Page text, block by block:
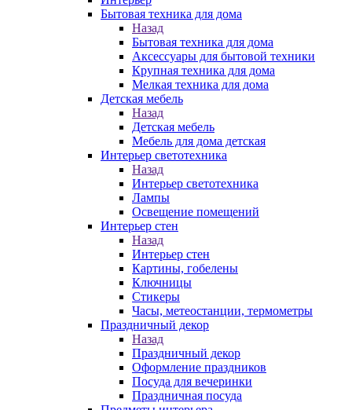
Бытовая техника для дома
Назад
Бытовая техника для дома
Аксессуары для бытовой техники
Крупная техника для дома
Мелкая техника для дома
Детская мебель
Назад
Детская мебель
Мебель для дома детская
Интерьер светотехника
Назад
Интерьер светотехника
Лампы
Освещение помещений
Интерьер стен
Назад
Интерьер стен
Картины, гобелены
Ключницы
Стикеры
Часы, метеостанции, термометры
Праздничный декор
Назад
Праздничный декор
Оформление праздников
Посуда для вечеринки
Праздничная посуда